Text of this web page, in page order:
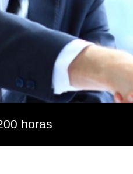
posibilidad de estudiar el
los resultados
horas